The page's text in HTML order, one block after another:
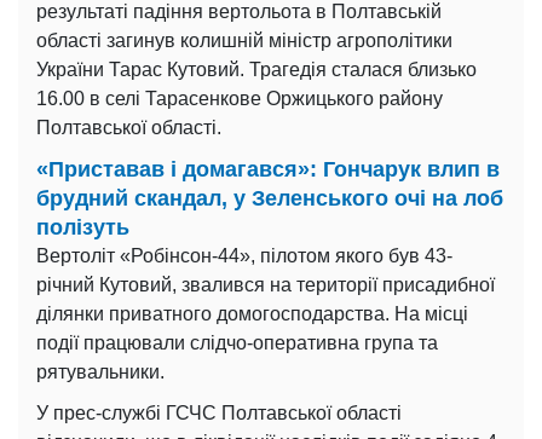
результаті падіння вертольота в Полтавській
області загинув колишній міністр агрополітики
України Тарас Кутовий. Трагедія сталася близько
16.00 в селі Тарасенкове Оржицького району
Полтавської області.
«Приставав і домагався»: Гончарук влип в
брудний скандал, у Зеленського очі на лоб
полізуть
Вертоліт «Робінсон-44», пілотом якого був 43-
річний Кутовий, звалився на території присадибної
ділянки приватного домогосподарства. На місці
події працювали слідчо-оперативна група та
рятувальники.
У прес-службі ГСЧС Полтавської області